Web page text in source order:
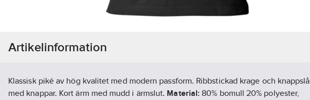
Artikelinformation
Klassisk piké av hög kvalitet med modern passform. Ribbstickad krage och knappslå
med knappar. Kort ärm med mudd i ärmslut. Material: 80% bomull 20% polyester,